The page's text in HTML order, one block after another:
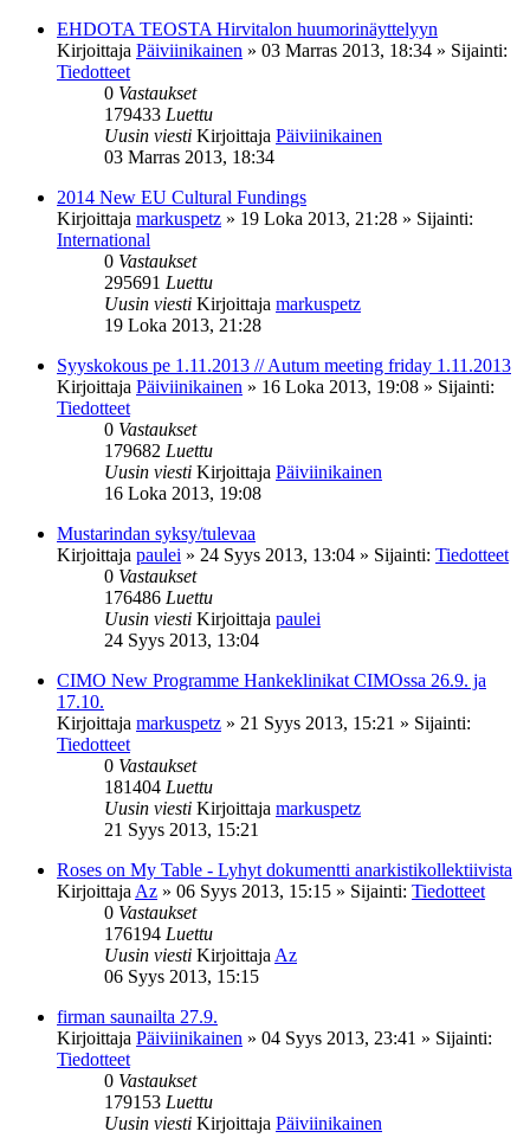
EHDOTA TEOSTA Hirvitalon huumorinäyttelyyn
Kirjoittaja Päiviinikainen » 03 Marras 2013, 18:34 » Sijainti:
Tiedotteet
0 Vastaukset
179433 Luettu
Uusin viesti Kirjoittaja Päiviinikainen
03 Marras 2013, 18:34
2014 New EU Cultural Fundings
Kirjoittaja markuspetz » 19 Loka 2013, 21:28 » Sijainti:
International
0 Vastaukset
295691 Luettu
Uusin viesti Kirjoittaja markuspetz
19 Loka 2013, 21:28
Syyskokous pe 1.11.2013 // Autum meeting friday 1.11.2013
Kirjoittaja Päiviinikainen » 16 Loka 2013, 19:08 » Sijainti:
Tiedotteet
0 Vastaukset
179682 Luettu
Uusin viesti Kirjoittaja Päiviinikainen
16 Loka 2013, 19:08
Mustarindan syksy/tulevaa
Kirjoittaja paulei » 24 Syys 2013, 13:04 » Sijainti: Tiedotteet
0 Vastaukset
176486 Luettu
Uusin viesti Kirjoittaja paulei
24 Syys 2013, 13:04
CIMO New Programme Hankeklinikat CIMOssa 26.9. ja
17.10.
Kirjoittaja markuspetz » 21 Syys 2013, 15:21 » Sijainti:
Tiedotteet
0 Vastaukset
181404 Luettu
Uusin viesti Kirjoittaja markuspetz
21 Syys 2013, 15:21
Roses on My Table - Lyhyt dokumentti anarkistikollektiivista
Kirjoittaja Az » 06 Syys 2013, 15:15 » Sijainti: Tiedotteet
0 Vastaukset
176194 Luettu
Uusin viesti Kirjoittaja Az
06 Syys 2013, 15:15
firman saunailta 27.9.
Kirjoittaja Päiviinikainen » 04 Syys 2013, 23:41 » Sijainti:
Tiedotteet
0 Vastaukset
179153 Luettu
Uusin viesti Kirjoittaja Päiviinikainen